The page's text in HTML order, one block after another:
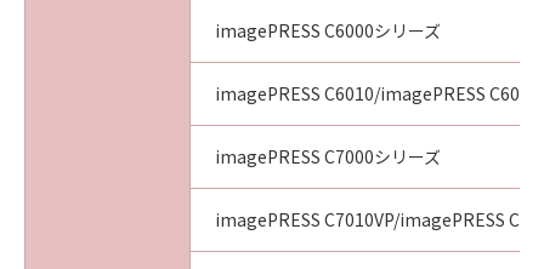
imagePRESS C6000シリーズ
imagePRESS C6010/imagePRESS C6011
imagePRESS C7000シリーズ
imagePRESS C7010VP/imagePRESS